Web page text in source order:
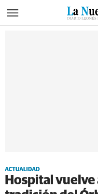
ACTUALIDAD
Hospital vuelve